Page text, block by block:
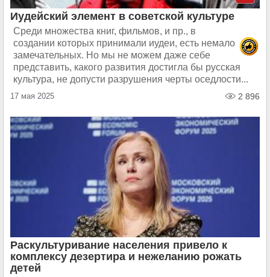
Иудейский элемент в советской культуре
Среди множества книг, фильмов, и пр., в
создании которых принимали иудеи, есть немало
замечательных. Но мы не можем даже себе
представить, какого развития достигла бы русская
культура, не допусти разрушения черты оседлости...
17 мая 2025 2 896
Раскультуривание населения привело к
комплексу дезертира и нежеланию рожать
детей